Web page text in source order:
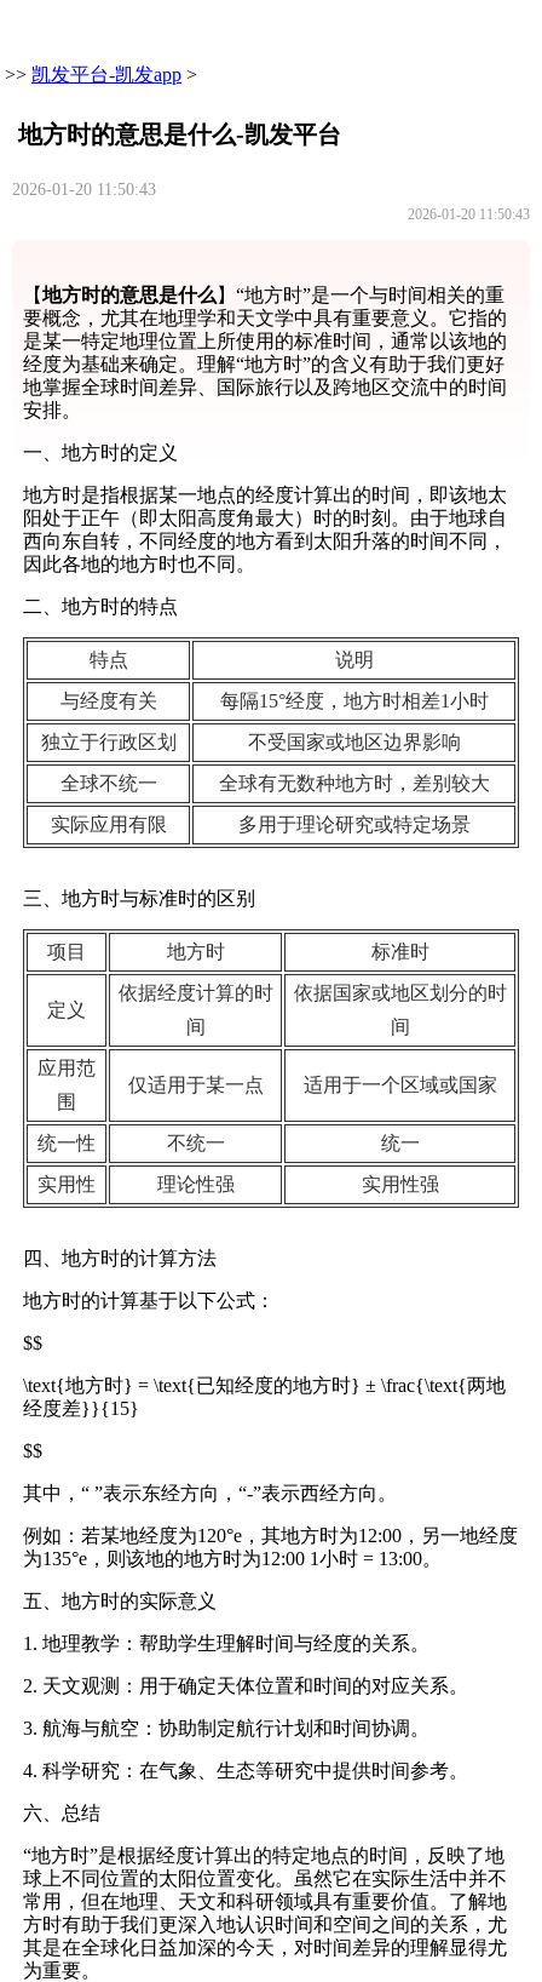
>> 凯发平台-凯发app >
地方时的意思是什么-凯发平台
2026-01-20 11:50:43
2026-01-20 11:50:43
【地方时的意思是什么 】“地方时”是一个与时间相关的重
要概念，尤其在地理学和天文学中具有重要意义。它指的
是某一特定地理位置上所使用的标准时间，通常以该地的
经度为基础来确定。理解“地方时”的含义有助于我们更好
地掌握全球时间差异、国际旅行以及跨地区交流中的时间
安排。
一、地方时的定义
地方时是指根据某一地点的经度计算出的时间，即该地太
阳处于正午（即太阳高度角最大）时的时刻。由于地球自
西向东自转，不同经度的地方看到太阳升落的时间不同，
因此各地的地方时也不同。
二、地方时的特点
特点
说明
与经度有关
每隔15°经度，地方时相差1小时
独立于行政区划
不受国家或地区边界影响
全球不统一
全球有无数种地方时，差别较大
实际应用有限
多用于理论研究或特定场景
三、地方时与标准时的区别
项目 地方时 标准时
定义
依据经度计算的时
间
依据国家或地区划分的时
间
应用范
围
仅适用于某一点 适用于一个区域或国家
统一性 不统一
统一
实用性
理论性强 实用性强
四、地方时的计算方法
地方时的计算基于以下公式：
$$
\text{地方时} = \text{已知经度的地方时} ± \frac{\text{两地
经度差}}{15}
$$
其中，“ ”表示东经方向，“-”表示西经方向。
例如：若某地经度为120°e，其地方时为12:00，另一地经度
为135°e，则该地的地方时为12:00 1小时 = 13:00。
五、地方时的实际意义
1. 地理教学：帮助学生理解时间与经度的关系。
2. 天文观测：用于确定天体位置和时间的对应关系。
3. 航海与航空：协助制定航行计划和时间协调。
4. 科学研究：在气象、生态等研究中提供时间参考。
六、总结
“地方时”是根据经度计算出的特定地点的时间，反映了地
球上不同位置的太阳位置变化。虽然它在实际生活中并不
常用，但在地理、天文和科研领域具有重要价值。了解地
方时有助于我们更深入地认识时间和空间之间的关系，尤
其是在全球化日益加深的今天，对时间差异的理解显得尤
为重要。